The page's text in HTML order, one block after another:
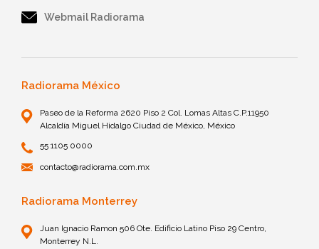
Webmail Radiorama
Radiorama México
Paseo de la Reforma 2620 Piso 2 Col. Lomas Altas C.P.11950
Alcaldía Miguel Hidalgo Ciudad de México, México
55 1105 0000
contacto@radiorama.com.mx
Radiorama Monterrey
Juan Ignacio Ramon 506 Ote. Edificio Latino Piso 29 Centro,
Monterrey N.L.